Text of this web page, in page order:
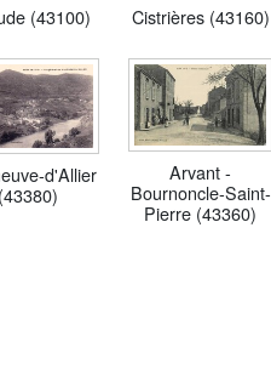
(43100) Cistrières (43160)
d'Allier
(43380)
Arvant -
Bournoncle-Saint-
Pierre (43360)